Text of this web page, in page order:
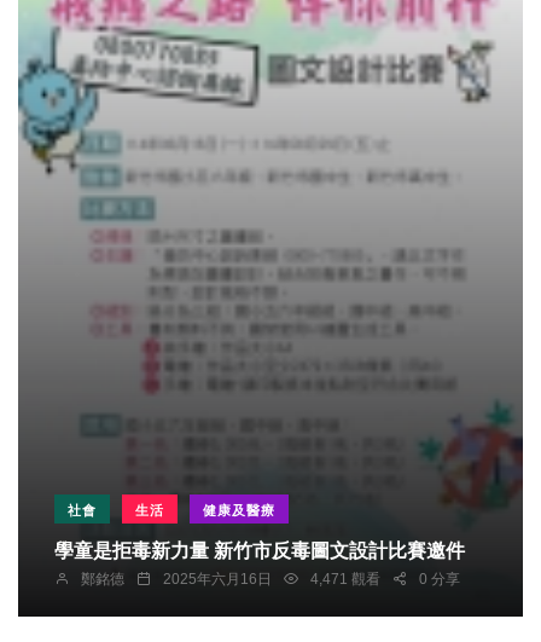
社會 生活 健康及醫療
學童是拒毒新力量 新竹市反毒圖文設計比賽邀件
鄭銘德 2025年六月16日 4,471 觀看 0 分享